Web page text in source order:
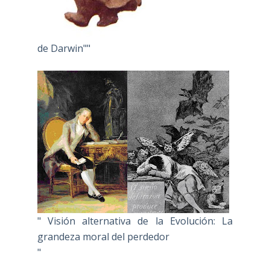
de Darwin""
" Visión alternativa de la Evolución: La
grandeza moral del perdedor
"